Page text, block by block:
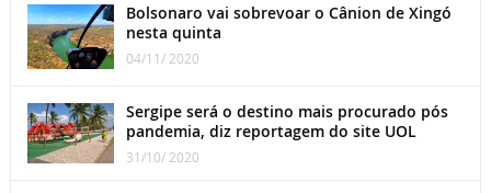
Bolsonaro vai sobrevoar o Cânion de Xingó
nesta quinta
04/11/ 2020
Sergipe será o destino mais procurado pós
pandemia, diz reportagem do site UOL
31/10/ 2020